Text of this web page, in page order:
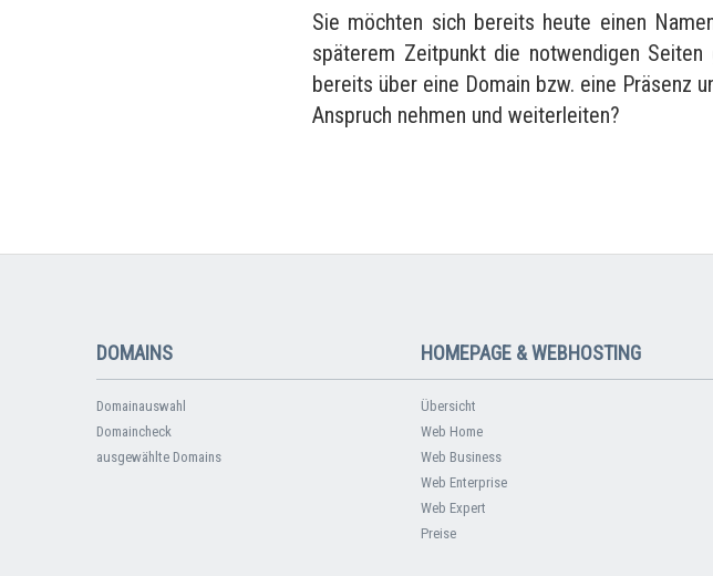
Sie möchten sich bereits heute einen
späterem Zeitpunkt die notwendigen
bereits über eine Domain bzw. eine Präsenz
Anspruch nehmen und weiterleiten?
DOMAINS
Domainauswahl
Domaincheck
ausgewählte Domains
HOMEPAGE & WEBHOSTING
Übersicht
Web Home
Web Business
Web Enterprise
Web Expert
Preise